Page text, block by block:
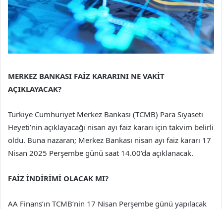
MERKEZ BANKASI FAİZ KARARINI NE VAKİT
AÇIKLAYACAK?
Türkiye Cumhuriyet Merkez Bankası (TCMB) Para Siyaseti
Heyeti’nin açıklayacağı nisan ayı faiz kararı için takvim belirli
oldu. Buna nazaran; Merkez Bankası nisan ayı faiz kararı 17
Nisan 2025 Perşembe günü saat 14.00’da açıklanacak.
FAİZ İNDİRİMİ OLACAK MI?
AA Finans’ın TCMB’nin 17 Nisan Perşembe günü yapılacak